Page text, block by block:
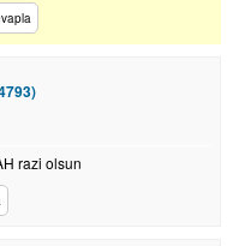
razi olsun